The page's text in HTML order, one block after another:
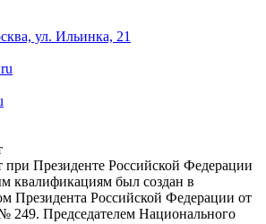
ул. Ильинка, 21
Президенте Российской Федерации
квалификациям был создан в
Президента Российской Федерации от
249. Председателем Национального